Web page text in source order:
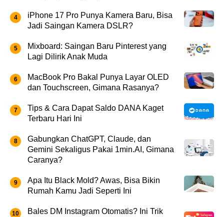
iPhone 17 Pro Punya Kamera Baru, Bisa
Jadi Saingan Kamera DSLR?
Mixboard: Saingan Baru Pinterest yang
Lagi Dilirik Anak Muda
MacBook Pro Bakal Punya Layar OLED
dan Touchscreen, Gimana Rasanya?
Tips & Cara Dapat Saldo DANA Kaget
Terbaru Hari Ini
Gabungkan ChatGPT, Claude, dan
Gemini Sekaligus Pakai 1min.AI, Gimana
Caranya?
Apa Itu Black Mold? Awas, Bisa Bikin
Rumah Kamu Jadi Seperti Ini
Bales DM Instagram Otomatis? Ini Trik